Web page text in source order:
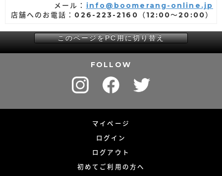
メール： info@boomerang-online.jp
店舗へのお電話：026-223-2160（12:00～20:00）
FOLLOW
マイページ
ログイン
ログアウト
初めてご利用の方へ
このページをPC用に切り替え